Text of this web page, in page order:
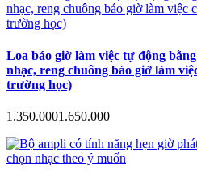
Loa báo giờ làm việc tự động
nhạc, reng chuông báo giờ làm
trường học)
1.350.0001.650.000